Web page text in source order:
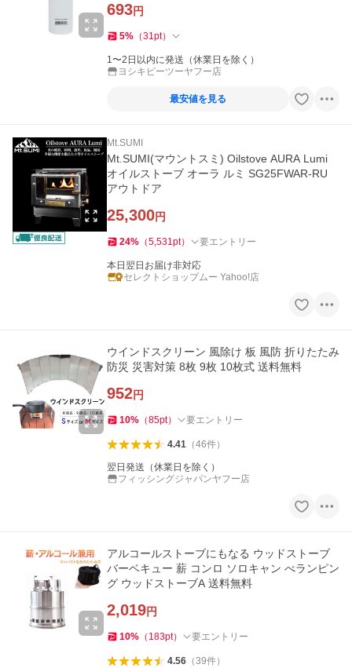
693円
5% （31pt）
1〜2日以内に発送（休業日を除く）
ヨシキピーツーヤフー店
最安値を見る
Mt.SUMI
Mt.SUMI(マウントスミ) Oilstove AURA Lumi
オイルストーブ オーラ ルミ SG25FWAR-RU
アウトドア
25,300円
24% （5,531pt） 要エントリー
本日翌日お届け非対応
セレクトショップムー Yahoo!店
ウインドスクリーン 風除け 板 風防 折りたたみ
防災 災害対策 8枚 9枚 10枚式 送料無料
952円
10% （85pt） 要エントリー
4.41（46件）
翌日発送（休業日を除く）
フィッシングジャパンヤフー店
アルコールストーブにもなる ウッドストーブ
バーベキュー 薪 コンロ ソロキャン べランピン
グ ウッドストーブA 送料無料
2,019円
10% （ 183pt） 要エントリー
4.56（39件）